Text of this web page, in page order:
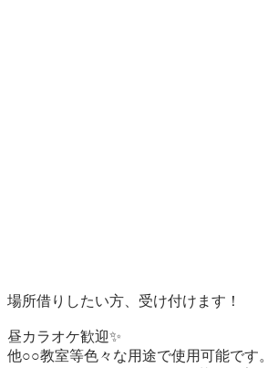
場所借りしたい方、受け付けます！
昼カラオケ歓迎✨
他○○教室等色々な用途で使用可能です。